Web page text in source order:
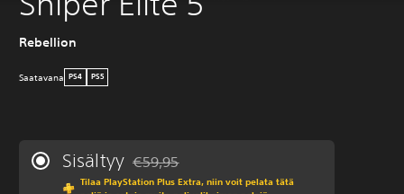
Rebellion
Saatavana PS4 PS5
Sisältyy Alennettu alkuperäisestä hinnasta €59,95
€59,95
Tilaa PlayStation Plus Extra, niin voit pelata tätä